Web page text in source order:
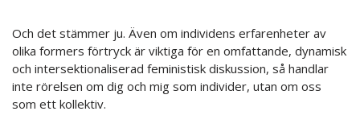
Och det stämmer ju. Även om individens erfarenheter av
olika formers förtryck är viktiga för en omfattande, dynamisk
och intersektionaliserad feministisk diskussion, så handlar
inte rörelsen om dig och mig som individer, utan om oss
som ett kollektiv.